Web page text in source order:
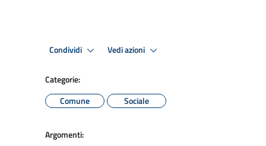
Condividi Vedi azioni
Categorie:
Comune
Sociale
Argomenti: